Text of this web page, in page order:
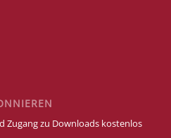
Zugang zu Downloads kostenlos